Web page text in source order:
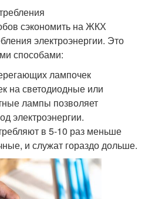
сэкономить на ЖКХ
электроэнергии. Это
способами:
лампочек
на светодиодные или
лампы позволяет
электроэнергии.
в 5-10 раз меньше
и служат гораздо дольше.